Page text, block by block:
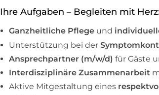
Ihre Aufgaben – Begleiten mit
Ganzheitliche Pflege und
Unterstützung bei der
Ansprechpartner (m/w/d) für Gäste
Interdisziplinäre Zusammenarbeit
Aktive Mitgestaltung eines